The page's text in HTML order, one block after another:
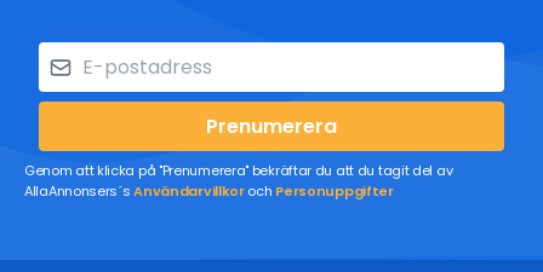
Prenumerera
Genom att klicka på "Prenumerera" bekräftar du att du tagit del av
AllaAnnonsers´sAnvändarvillkoroch Personuppgifter